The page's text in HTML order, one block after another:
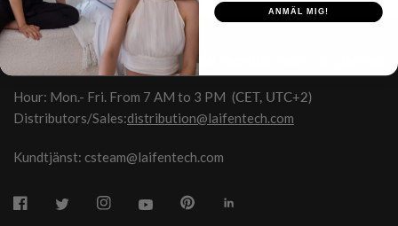
HONGKONG SHUYE INNOVATION TECHNOLOGY CO.,LIMITED
Hour: Mon.- Fri. From 7 AM to 3 PM (CET, UTC+2)
Distributors/Sales:distribution@laifentech.com
Kundtjänst: csteam@laifentech.com
ANMÄL MIG!